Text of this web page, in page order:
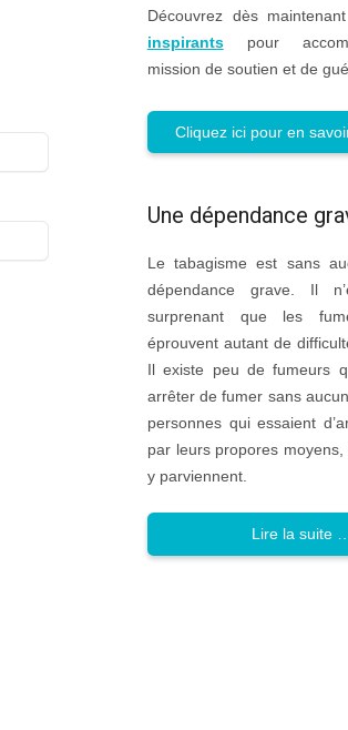
Découvrez dès maintenant
inspirantspour
mission de soutien et de
Cliquez ici pour en
Une dépendance
Le tabagisme est sans
dépendance grave. Il
surprenant que les
éprouvent autant de
Il existe peu de fumeurs
arrêter de fumer sans
personnes qui essaient
par leurs propores
y parviennent.
Lire la suite